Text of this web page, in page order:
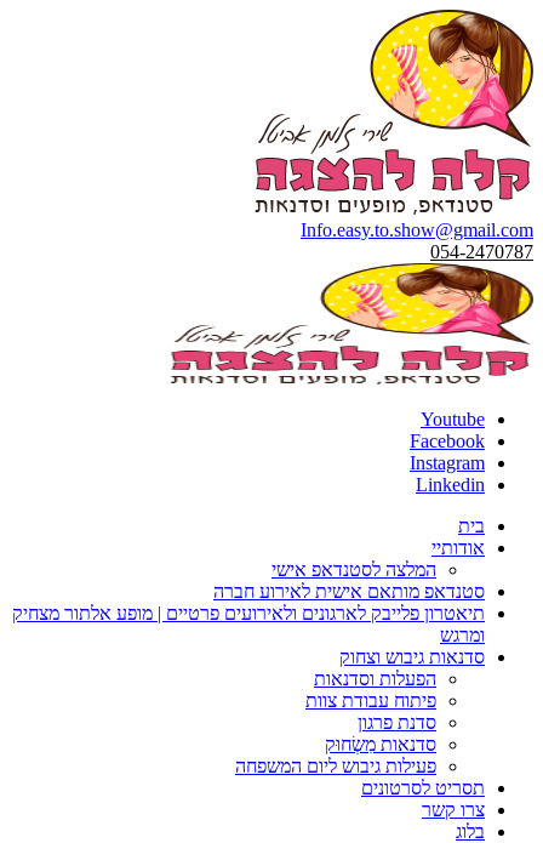
Info.easy.to.show@gmail.com
054-2470787
Youtube
Facebook
Instagram
Linkedin
בית
אודותיי
המלצה לסטנדאפ אישי
סטנדאפ מותאם אישית לאירוע חברה
תיאטרון פלייבק לארגונים ולאירועים פרטיים | מופע אלתור מצחיק
ומרגש
סדנאות גיבוש וצחוק
הפעלות וסדנאות
פיתוח עבודת צוות
סדנת פרגון
סדנאות מִשְׂחוּק
פעילות גיבוש ליום המשפחה
תסריט לסרטונים
צרו קשר
בלוג